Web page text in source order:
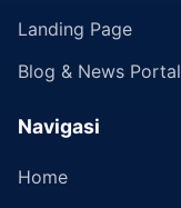
Landing Page
Blog & News Portal
Navigasi
Home